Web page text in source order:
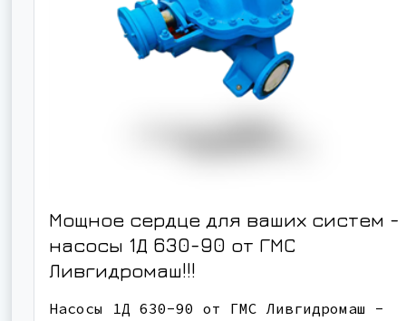
Мощное сердце для ваших систем -
насосы 1Д 630-90 от ГМС
Ливгидромаш!!!
Насосы 1Д 630-90 от ГМС Ливгидромаш -